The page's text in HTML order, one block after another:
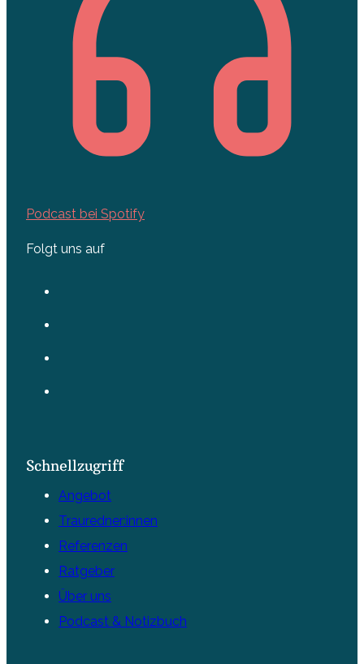
Podcast bei Spotify
Folgt uns auf
Schnellzugriff
Angebot
Trauredner:innen
Referenzen
Ratgeber
Über uns
Podcast & Notizbuch